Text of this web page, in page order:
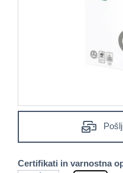
Certifikati in varnostna